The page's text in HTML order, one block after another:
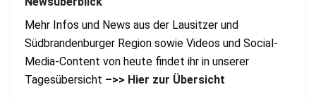
Mehr Infos und News aus der Lausitzer und
Südbrandenburger Region sowie Videos und Social-
Media-Content von heute findet ihr in unserer
Tagesübersicht –>> Hier zur Übersicht